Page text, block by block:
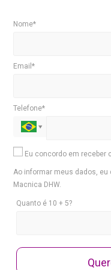
Nome*
Email*
Telefone*
Eu concordo em receber
Ao informar meus dados, eu
Macnica DHW.
Quanto é 10 + 5?